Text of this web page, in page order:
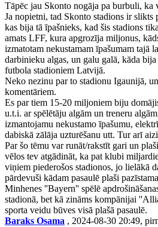
Tāpēc jau Skonto nogāja pa burbuli, ka
Ja nopietni, tad Skonto stadions ir slikts
kas bija tā īpašnieks, kad šis stadions
amats LFF, kura apgrozīja miljonus,
izmatotam nekustamam īpašumam tajā
darbinieku algas, un galu galā, kāda
futbola stadioniem Latvijā.
Neko nezinu par to stadionu Igaunijā,
komentāriem.
Es par tiem 15-20 miljoniem biju
u.t.i. ar spēlētāju algām un treneru
izmantojamu nekustamo īpašumu,
dabiskā zālāja uzturēšanu utt. Tur arī
Par šo tēmu var runāt/rakstīt gari un
vēlos tev atgādināt, ka pat klubi
viņiem piederošos stadionos, jo lielākā
pārdevuši kādam pasaulē plaši
Minhenes ''Bayern'' spēlē
stadionā, bet kā zināms kompānijai
sporta veidu būves visā plašā pasaulē.
Baraks Osama , 2024-08-30 20:49,